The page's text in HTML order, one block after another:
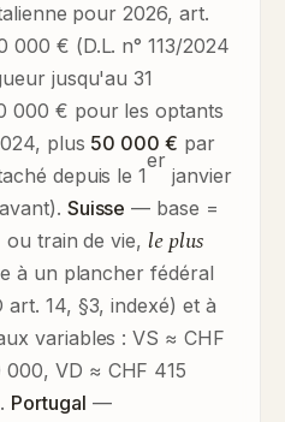
pour 2026, art.
€ (D.L. n° 113/2024
jusqu'au 31
000 € pour les optants
plus 50 000 € par
depuis le 1
er
janvier
Suisse — base =
ou train de vie,le plus
à un plancher fédéral
art. 14, §3, indexé) et à
variables : VS ≈ CHF
VD ≈ CHF 415
Portugal —